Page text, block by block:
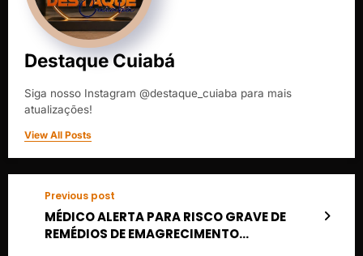
Destaque Cuiabá
Siga nosso Instagram @destaque_cuiaba para mais
atualizações!
View All Posts
Previous post
MÉDICO ALERTA PARA RISCO GRAVE DE
REMÉDIOS DE EMAGRECIMENTO